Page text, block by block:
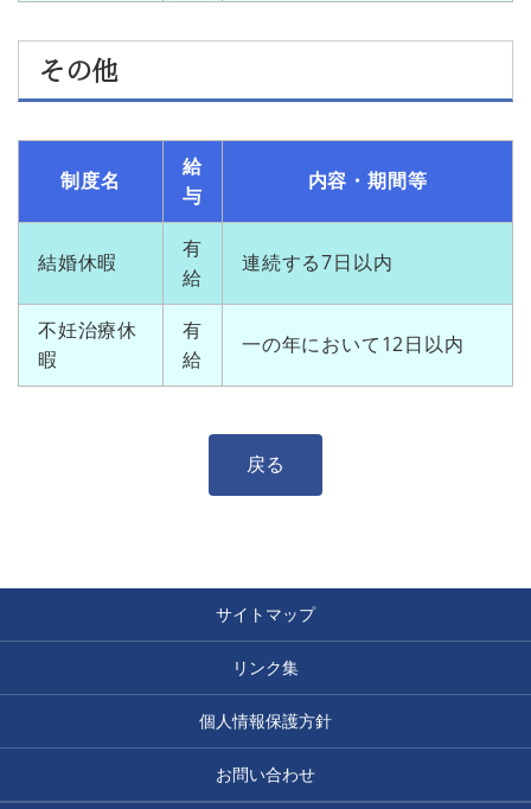
その他
制度名
給
与
内容・期間等
結婚休暇
有
給
連続する7日以内
不妊治療休
暇
有
給
一の年において12日以内
戻る
サイトマップ
リンク集
個人情報保護方針
お問い合わせ